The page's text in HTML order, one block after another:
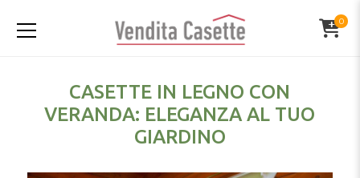
0
CASETTE IN LEGNO CON
VERANDA: ELEGANZA AL TUO
GIARDINO